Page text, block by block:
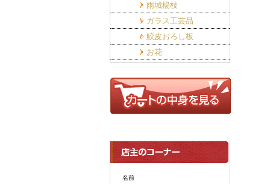
雨城楊枝
ガラス工芸品
鮫皮おろし板
お花
名前